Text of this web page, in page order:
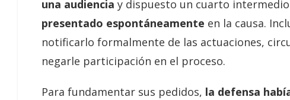
una audiencia y dispuesto un cuarto
presentado espontáneamente en la causa.
notificarlo formalmente de las actuaciones,
negarle participación en el proceso.
Para fundamentar sus pedidos, la defensa